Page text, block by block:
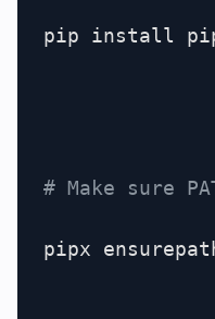
pip install
# Make sure
pipx